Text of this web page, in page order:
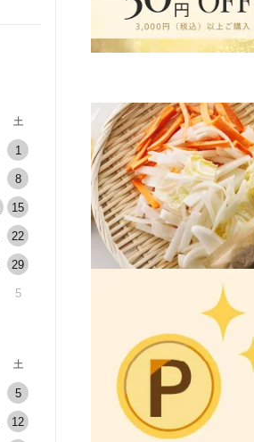
土
1
8
15
22
29
5
土
5
12